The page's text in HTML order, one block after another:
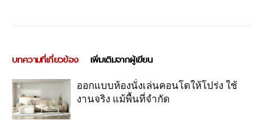
บทความที่เกี่ยวข้อง เพิ่มเติมจากผู้เขียน
ออกแบบห้องนั่งเล่นคอนโดให้โปร่ง ใช้
งานจริง แม้พื้นที่จำกัด